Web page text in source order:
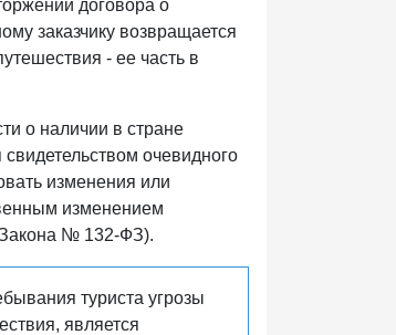
договора о
заказчику возвращается
- ее часть в
о наличии в стране
очевидного
изменения или
изменением
Закона № 132-ФЗ).
туриста угрозы
является